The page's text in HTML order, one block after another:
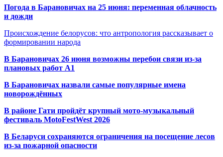
Погода в Барановичах на 25 июня: переменная облачность
и дожди
Происхождение белорусов: что антропология рассказывает о
формировании народа
В Барановичах 26 июня возможны перебои связи из-за
плановых работ A1
В Барановичах назвали самые популярные имена
новорождённых
В районе Гати пройдёт крупный мото-музыкальный
фестиваль MotoFestWest 2026
В Беларуси сохраняются ограничения на посещение лесов
из-за пожарной опасности